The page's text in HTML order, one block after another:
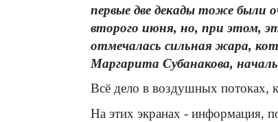
первые две декады тоже были
второго июня, но, при этом,
отмечалась сильная жара,
Маргарита Субанакова,
Всё дело в воздушных потоках,
На этих экранах - информация,